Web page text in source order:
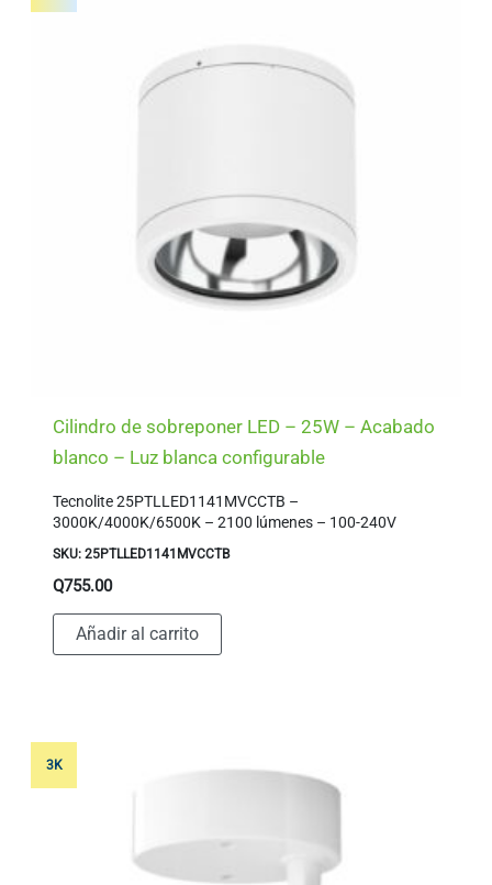
Cilindro de sobreponer LED – 25W – Acabado
blanco – Luz blanca configurable
Tecnolite 25PTLLED1141MVCCTB –
3000K/4000K/6500K – 2100 lúmenes – 100-240V
SKU: 25PTLLED1141MVCCTB
Q755.00
Añadir al carrito
3K